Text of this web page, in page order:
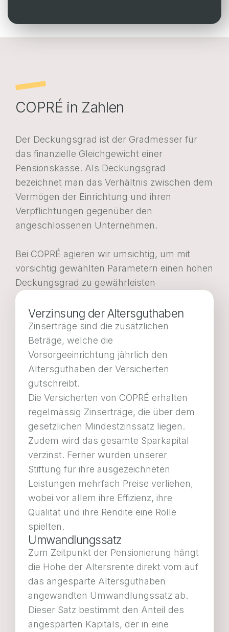
Webportal Versicherte
POLITIQUE EN MATIÈRE DE COOKIES
COPRÉ in Zahlen
Der Deckungsgrad ist der Gradmesser für
das finanzielle Gleichgewicht einer
Pensionskasse. Als Deckungsgrad
bezeichnet man das Verhältnis zwischen dem
Vermögen der Einrichtung und ihren
Verpflichtungen gegenüber den
angeschlossenen Unternehmen.
Bei COPRÉ agieren wir umsichtig, um mit
vorsichtig gewählten Parametern einen hohen
Deckungsgrad zu gewährleisten
Verzinsung der Altersguthaben
Zinserträge sind die zusätzlichen
Beträge, welche die
Vorsorgeeinrichtung jährlich den
Altersguthaben der Versicherten
gutschreibt.
Die Versicherten von COPRÉ erhalten
regelmässig Zinserträge, die über dem
gesetzlichen Mindestzinssatz liegen.
Zudem wird das gesamte Sparkapital
verzinst. Ferner wurden unserer
Stiftung für ihre ausgezeichneten
Leistungen mehrfach Preise verliehen,
wobei vor allem ihre Effizienz, ihre
Qualität und ihre Rendite eine Rolle
spielten.
Umwandlungssatz
Zum Zeitpunkt der Pensionierung hängt
die Höhe der Altersrente direkt vom auf
das angesparte Altersguthaben
angewandten Umwandlungssatz ab.
Dieser Satz bestimmt den Anteil des
angesparten Kapitals, der in eine